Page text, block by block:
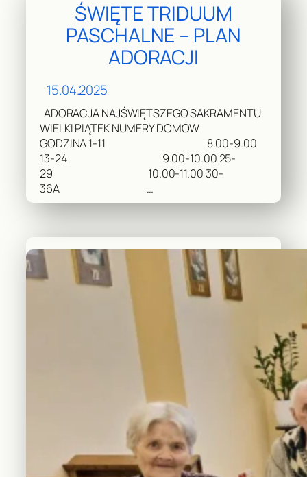
ŚWIĘTE TRIDUUM
PASCHALNE – PLAN
ADORACJI
15.04.2025
ADORACJA NAJŚWIĘTSZEGO SAKRAMENTU
WIELKI PIĄTEK NUMERY DOMÓW
GODZINA 1-11 8.00-9.00
13-24 9.00-10.00 25-
29 10.00-11.00 30-
36A …